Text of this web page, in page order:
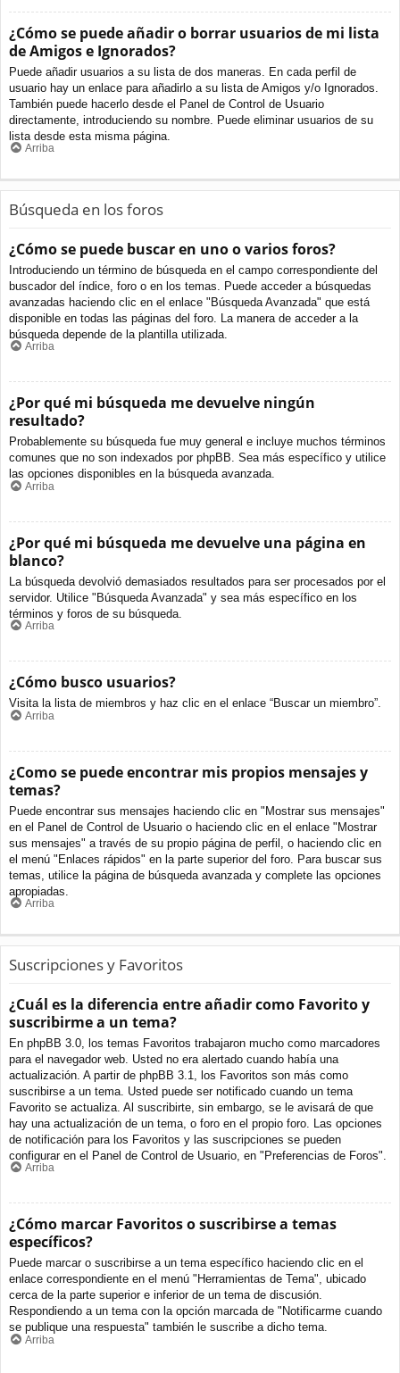
¿Cómo se puede añadir o borrar usuarios de mi lista
de Amigos e Ignorados?
Puede añadir usuarios a su lista de dos maneras. En cada perfil de
usuario hay un enlace para añadirlo a su lista de Amigos y/o Ignorados.
También puede hacerlo desde el Panel de Control de Usuario
directamente, introduciendo su nombre. Puede eliminar usuarios de su
lista desde esta misma página.
Arriba
Búsqueda en los foros
¿Cómo se puede buscar en uno o varios foros?
Introduciendo un término de búsqueda en el campo correspondiente del
buscador del índice, foro o en los temas. Puede acceder a búsquedas
avanzadas haciendo clic en el enlace "Búsqueda Avanzada" que está
disponible en todas las páginas del foro. La manera de acceder a la
búsqueda depende de la plantilla utilizada.
Arriba
¿Por qué mi búsqueda me devuelve ningún
resultado?
Probablemente su búsqueda fue muy general e incluye muchos términos
comunes que no son indexados por phpBB. Sea más específico y utilice
las opciones disponibles en la búsqueda avanzada.
Arriba
¿Por qué mi búsqueda me devuelve una página en
blanco?
La búsqueda devolvió demasiados resultados para ser procesados por el
servidor. Utilice "Búsqueda Avanzada" y sea más específico en los
términos y foros de su búsqueda.
Arriba
¿Cómo busco usuarios?
Visita la lista de miembros y haz clic en el enlace “Buscar un miembro”.
Arriba
¿Como se puede encontrar mis propios mensajes y
temas?
Puede encontrar sus mensajes haciendo clic en "Mostrar sus mensajes"
en el Panel de Control de Usuario o haciendo clic en el enlace "Mostrar
sus mensajes" a través de su propio página de perfil, o haciendo clic en
el menú "Enlaces rápidos" en la parte superior del foro. Para buscar sus
temas, utilice la página de búsqueda avanzada y complete las opciones
apropiadas.
Arriba
Suscripciones y Favoritos
¿Cuál es la diferencia entre añadir como Favorito y
suscribirme a un tema?
En phpBB 3.0, los temas Favoritos trabajaron mucho como marcadores
para el navegador web. Usted no era alertado cuando había una
actualización. A partir de phpBB 3.1, los Favoritos son más como
suscribirse a un tema. Usted puede ser notificado cuando un tema
Favorito se actualiza. Al suscribirte, sin embargo, se le avisará de que
hay una actualización de un tema, o foro en el propio foro. Las opciones
de notificación para los Favoritos y las suscripciones se pueden
configurar en el Panel de Control de Usuario, en "Preferencias de Foros".
Arriba
¿Cómo marcar Favoritos o suscribirse a temas
específicos?
Puede marcar o suscribirse a un tema específico haciendo clic en el
enlace correspondiente en el menú "Herramientas de Tema", ubicado
cerca de la parte superior e inferior de un tema de discusión.
Respondiendo a un tema con la opción marcada de "Notificarme cuando
se publique una respuesta" también le suscribe a dicho tema.
Arriba